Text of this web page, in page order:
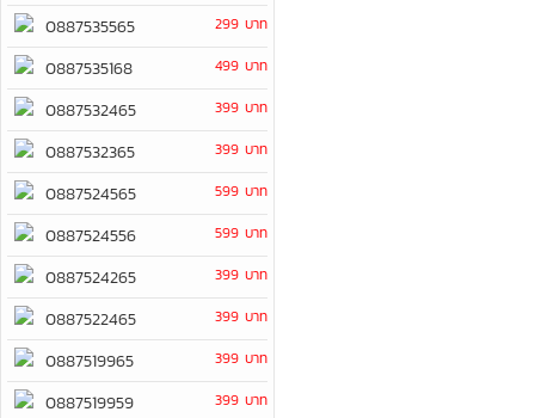
0887535565 299 บาท
0887535168 499 บาท
0887532465 399 บาท
0887532365 399 บาท
0887524565 599 บาท
0887524556 599 บาท
0887524265 399 บาท
0887522465 399 บาท
0887519965 399 บาท
0887519959 399 บาท